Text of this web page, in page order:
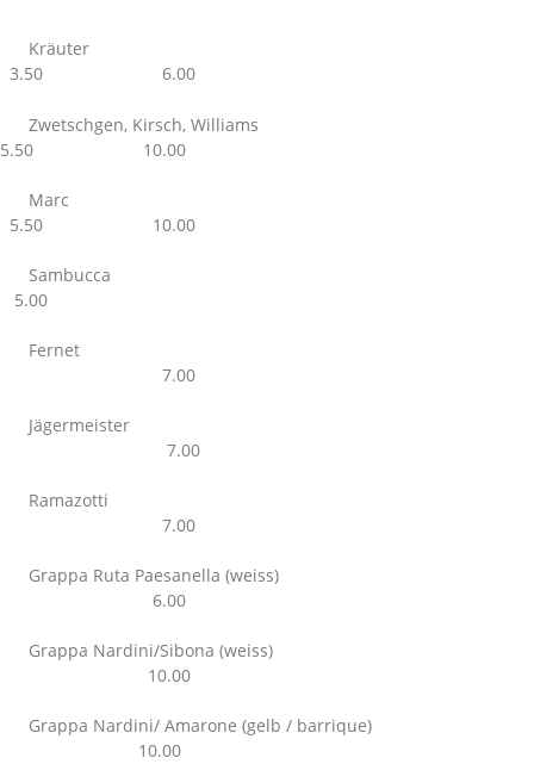
Kräuter
3.50 6.00
Zwetschgen, Kirsch, Williams
5.50 10.00
Marc
5.50 10.00
Sambucca
5.00
Fernet
7.00
Jägermeister
7.00
Ramazotti
7.00
Grappa Ruta Paesanella (weiss)
6.00
Grappa Nardini/Sibona (weiss)
10.00
Grappa Nardini/ Amarone (gelb / barrique)
10.00